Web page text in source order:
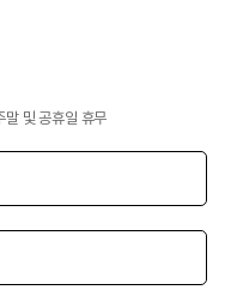
및 공휴일 휴무